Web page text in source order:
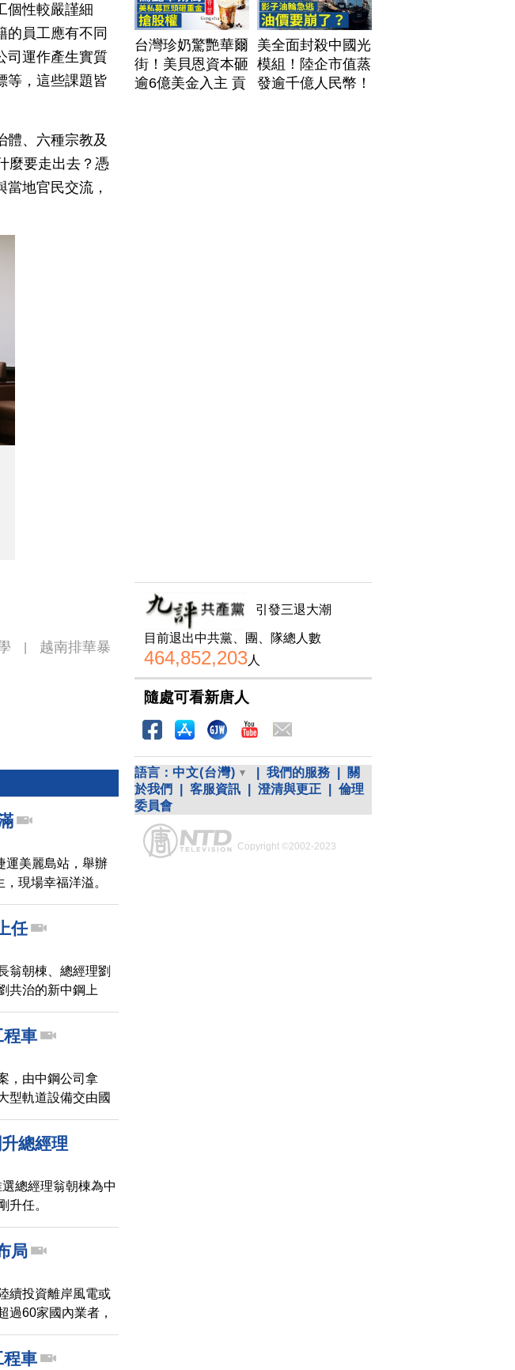
個性較嚴謹細
的員工應有不同
司運作產生實質
等，這些課題皆
體、六種宗教及
麼要走出去？憑
地官民交流，
越南排華暴
運美麗島站，舉辦
現場幸福洋溢。
任
翁朝棟、總經理劉
共治的新中鋼上
事長翁朝棟是成大
總、中聯董事長、
任中鋼總經理，4個
程車
，由中鋼公司拿
型軌道設備交由國
步。
總經理
總經理翁朝棟為中
升任。
局
續投資離岸風電或
過60家國內業者，
，也透露，將與大
程車
台灣珍奶驚艷華爾
街！美貝恩資本砸
逾6億美金入主 貢
美全面封殺中國光
模組！陸企市值蒸
發逾千億人民幣！
引發三退大潮
目前退出中共黨、團、隊總人數
464,852,203人
隨處可看新唐人
語言： 中文(台灣) 我們的服務
關
於我們
客服資訊 澄清與更正
倫理
委員會
Copyright ©2002-2023